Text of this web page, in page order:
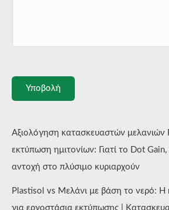
Υποβολή
Αξιολόγηση κατασκευαστών μελανιών
εκτύπωση ημιτονίων: Γιατί το Dot
αντοχή στο πλύσιμο κυριαρχούν
Plastisol vs Μελάνι με βάση το νερό: Η
για εργοστάσια εκτύπωσης |